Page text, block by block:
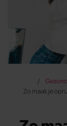
Gezond
Zo maak je